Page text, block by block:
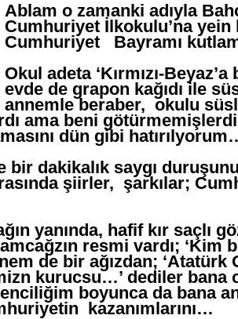
Ablam o zamanki adıyla
Cumhuriyet İlkokulu’na yein
Cumhuriyet Bayramı
Okul adeta ‘Kırmızı-
evde de grapon kağıdı ile
annemle beraber, okulu
ama beni
dün gibi
bir dakikalık saygı
şiirler, şarkılar;
yanında, hafif kır saçlı
resmi vardı; ‘Kim
de bir ağızdan; ‘Atatürk
kurucsu…’ dediler bana
boyunca da bana
kazanımlarını…